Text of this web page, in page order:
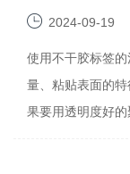
2024-09-19
使用不干胶标签
量、粘贴表面的
果要用透明度好的